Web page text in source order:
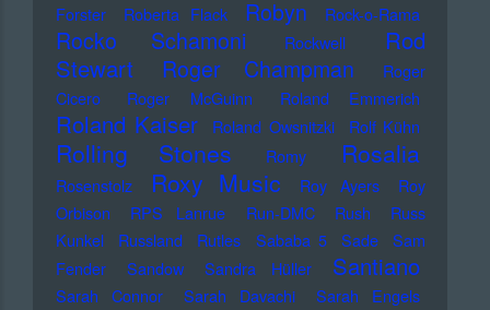
Forster
Roberta Flack Robyn Rock-o-Rama
Rocko Schamoni Rockwell
Rod
Stewart
Roger Champman
Roger
Cicero
Roger McGuinn Roland Emmerich
Roland Kaiser Roland Owsnitzki Rolf Kühn
Rolling Stones Romy Rosalia
Rosenstolz Roxy Music Roy Ayers
Roy
Orbison
RPS Lanrue Run-DMC Rush
Russ
Kunkel
Russland Rutles Sababa 5 Sade
Sam
Fender
Sandow Sandra Hüller Santiano
Sarah Connor Sarah Davachi
Sarah Engels